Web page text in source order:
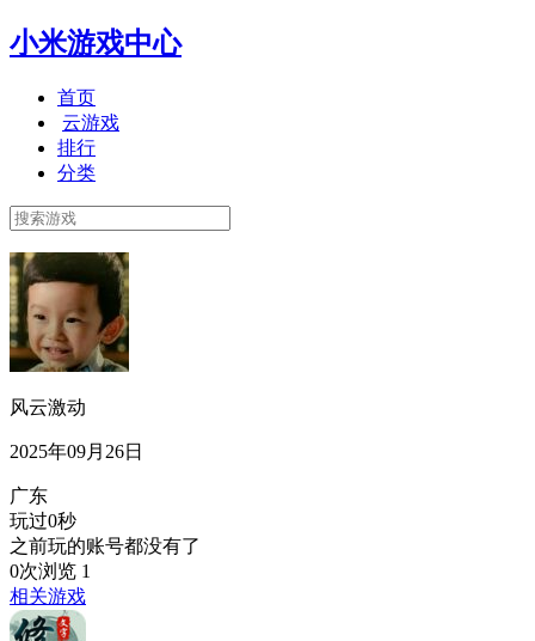
小米游戏中心
首页
云游戏
排行
分类
风云激动
2025年09月26日
广东
玩过0秒
之前玩的账号都没有了
0次浏览 1
相关游戏